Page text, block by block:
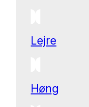
Lejre
Høng